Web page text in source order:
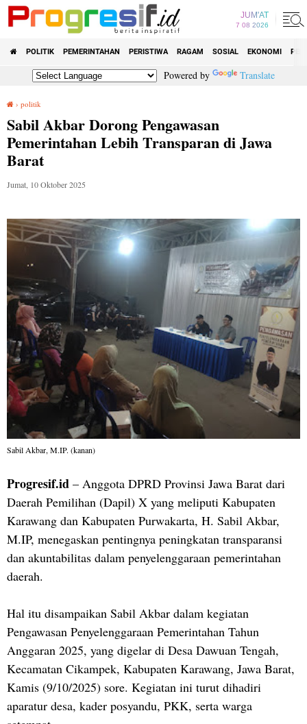
JUM'AT
7 08 2026
POLITIK PEMERINTAHAN PERISTIWA RAGAM SOSIAL EKONOMI
Powered by Translate
› politik
Sabil Akbar Dorong Pengawasan
Pemerintahan Lebih Transparan di Jawa
Barat
Jumat, 10 Oktober 2025
Sabil Akbar, M.IP. (kanan)
Progresif.id – Anggota DPRD Provinsi Jawa Barat dari
Daerah Pemilihan (Dapil) X yang meliputi Kabupaten
Karawang dan Kabupaten Purwakarta, H. Sabil Akbar,
M.IP, menegaskan pentingnya peningkatan transparansi
dan akuntabilitas dalam penyelenggaraan pemerintahan
daerah.
Hal itu disampaikan Sabil Akbar dalam kegiatan
Pengawasan Penyelenggaraan Pemerintahan Tahun
Anggaran 2025, yang digelar di Desa Dawuan Tengah,
Kecamatan Cikampek, Kabupaten Karawang, Jawa Barat,
Kamis (9/10/2025) sore. Kegiatan ini turut dihadiri
aparatur desa, kader posyandu, PKK, serta warga